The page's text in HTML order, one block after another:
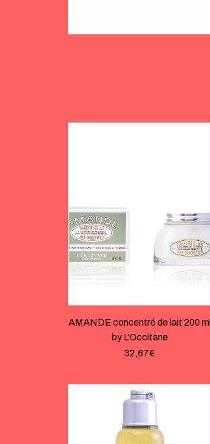
AMANDE concentré de lait 200 ml
by L’Occitane
32,67€